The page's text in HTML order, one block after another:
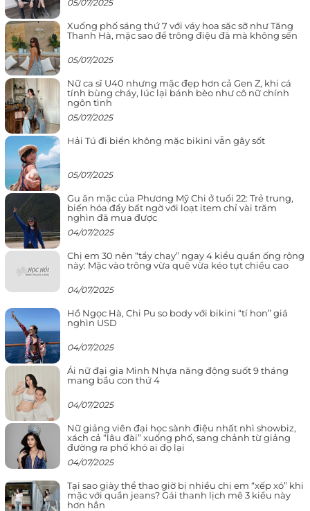
05/07/2025
Xuống phố sáng thứ 7 với váy hoa sặc sỡ như Tăng
Thanh Hà, mặc sao để trông điệu đà mà không sến
05/07/2025
Nữ ca sĩ U40 nhưng mặc đẹp hơn cả Gen Z, khi cá
tính bùng cháy, lúc lại bánh bèo như cô nữ chính
ngôn tình
05/07/2025
Hải Tú đi biển không mặc bikini vẫn gây sốt
05/07/2025
Gu ăn mặc của Phương Mỹ Chi ở tuổi 22: Trẻ trung,
biến hóa đầy bất ngờ với loạt item chỉ vài trăm
nghìn đã mua được
04/07/2025
Chị em 30 nên “tẩy chay” ngay 4 kiểu quần ống rộng
này: Mặc vào trông vừa quê vừa kéo tụt chiều cao
04/07/2025
Hồ Ngọc Hà, Chi Pu so body với bikini “tí hon” giá
nghìn USD
04/07/2025
Ái nữ đại gia Minh Nhựa năng động suốt 9 tháng
mang bầu con thứ 4
04/07/2025
Nữ giảng viên đại học sành điệu nhất nhì showbiz,
xách cả “lâu đài” xuống phố, sang chảnh từ giảng
đường ra phố khó ai đọ lại
04/07/2025
Tại sao giày thể thao giờ bị nhiều chị em “xếp xó” khi
mặc với quần jeans? Gái thanh lịch mê 3 kiểu này
hơn hẳn